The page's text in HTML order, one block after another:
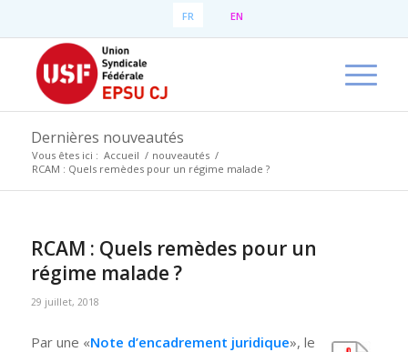
FR EN
Dernières nouveautés
Vous êtes ici : Accueil / nouveautés /
RCAM : Quels remèdes pour un régime malade ?
RCAM : Quels remèdes pour un
régime malade ?
29 juillet, 2018
Par une «Note d’encadrement juridique», le